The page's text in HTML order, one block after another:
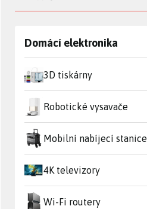
Domácí elektronika
3D tiskárny
Robotické vysavače
Mobilní nabíjecí stanice
4K televizory
Wi-Fi routery